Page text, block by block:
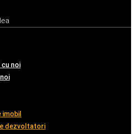
cu noi
dezvoltatori